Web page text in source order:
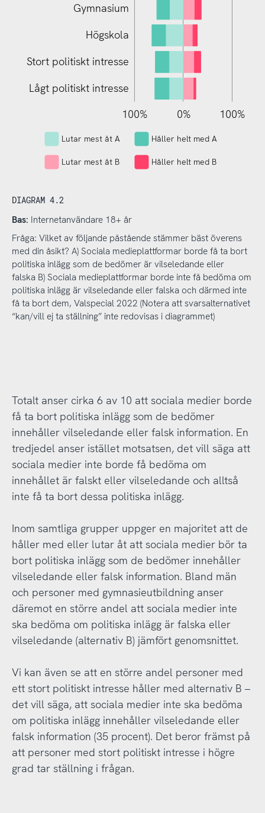
Gymnasium
Högskola
Stort politiskt intresse
Lågt politiskt intresse
L
150% 100%
50% 0%
200%
100%
150%
200%
Lutar mest åt A Håller helt med A
Lutar mest åt B Håller helt med B
DIAGRAM 4.2
Bas: Internetanvändare 18+ år
Fråga: Vilket av följande påstående stämmer bäst överens
med din åsikt? A) Sociala medieplattformar borde få ta bort
politiska inlägg som de bedömer är vilseledande eller
falska B) Sociala medieplattformar borde inte få bedöma om
politiska inlägg är vilseledande eller falska och därmed inte
få ta bort dem, Valspecial 2022 (Notera att svarsalternativet
“kan/vill ej ta ställning” inte redovisas i diagrammet)
Totalt anser cirka 6 av 10 att sociala medier borde
få ta bort politiska inlägg som de bedömer
innehåller vilseledande eller falsk information. En
tredjedel anser istället motsatsen, det vill säga att
sociala medier inte borde få bedöma om
innehållet är falskt eller vilseledande och alltså
inte få ta bort dessa politiska inlägg.
Inom samtliga grupper uppger en majoritet att de
håller med eller lutar åt att sociala medier bör ta
bort politiska inlägg som de bedömer innehåller
vilseledande eller falsk information. Bland män
och personer med gymnasieutbildning anser
däremot en större andel att sociala medier inte
ska bedöma om politiska inlägg är falska eller
vilseledande (alternativ B) jämfört genomsnittet.
Vi kan även se att en större andel personer med
ett stort politiskt intresse håller med alternativ B –
det vill säga, att sociala medier inte ska bedöma
om politiska inlägg innehåller vilseledande eller
falsk information (35 procent). Det beror främst på
att personer med stort politiskt intresse i högre
grad tar ställning i frågan.